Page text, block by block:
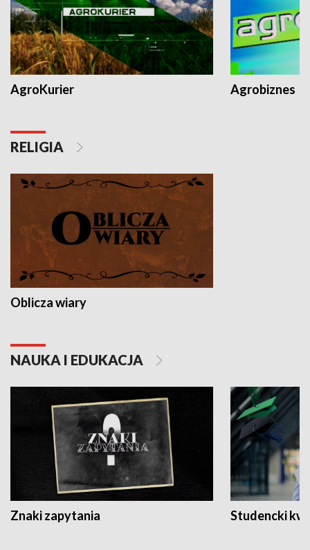
AgroKurier Agrobiznes
RELIGIA
Oblicza wiary
NAUKA I EDUKACJA
Znaki zapytania Studencki